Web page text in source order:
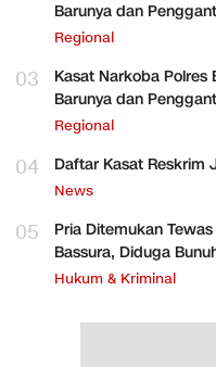
Barunya dan
Regional
03
Kasat Narkoba
Barunya dan
Regional
04 Daftar Kasat Reskrim
News
05
Pria Ditemukan
Bassura, Diduga
Hukum & Kriminal